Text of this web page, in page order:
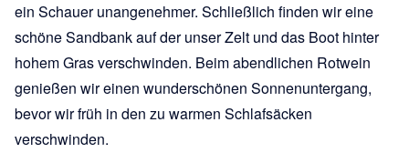
ein Schauer unangenehmer. Schließlich finden wir eine
schöne Sandbank auf der unser Zelt und das Boot hinter
hohem Gras verschwinden. Beim abendlichen Rotwein
genießen wir einen wunderschönen Sonnenuntergang,
bevor wir früh in den zu warmen Schlafsäcken
verschwinden.